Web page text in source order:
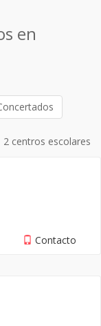
en
2 centros escolares
Contacto